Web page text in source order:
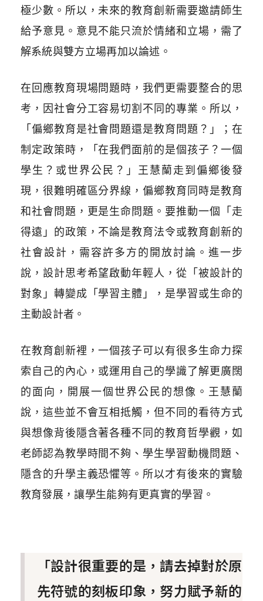
極少數。所以，未來的教育創新需要邀請師生
給予意見。意見不能只流於情緒和立場，需了
解系統與雙方立場再加以論述。
在回應教育現場問題時，我們更需要整合的思
考，因社會分工容易切割不同的專業。所以，
「偏鄉教育是社會問題還是教育問題？」；在
制定政策時，「在我們面前的是個孩子？一個
學生？或世界公民？」王慧蘭走到偏鄉後發
現，很難明確區分界線，偏鄉教育同時是教育
和社會問題，更是生命問題。要推動一個「走
得遠」的政策，不論是教育法令或教育創新的
社會設計，需容許多方的開放討論。進一步
說，設計思考希望啟動年輕人，從「被設計的
對象」轉變成「學習主體」，是學習或生命的
主動設計者。
在教育創新裡，一個孩子可以有很多生命力探
索自己的內心，或運用自己的學識了解更廣闊
的面向，開展一個世界公民的想像。王慧蘭
說，這些並不會互相抵觸，但不同的看待方式
與想像背後隱含著各種不同的教育哲學觀，如
老師認為教學時間不夠、學生學習動機問題、
隱含的升學主義恐懼等。所以才有後來的實驗
教育發展，讓學生能夠有更真實的學習。
「設計很重要的是，請去掉對於原
先符號的刻板印象，努力賦予新的